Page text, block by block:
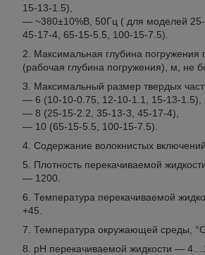
15-13-1.5),
— ~380±10%В, 50Гц ( для моделей 25-
45-17-4, 65-15-5.5, 100-15-7.5).
Максимальная глубина погружения
(рабочая глубина погружения), м, не
Максимальный размер твердых
— 6 (10-10-0.75, 12-10-1.1, 15-13-1.5),
— 8 (25-15-2.2, 35-13-3, 45-17-4),
— 10 (65-15-5.5, 100-15-7.5).
Содержание волокнистых
Плотность перекачиваемой
— 1200.
Температура перекачиваемой
+45.
Температура окружающей среды,
pН перекачиваемой жидкости —